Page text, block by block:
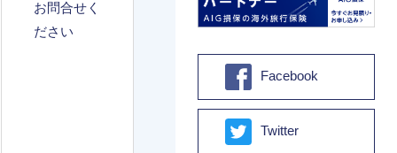
お問合せく
ださい
Facebook
Twitter